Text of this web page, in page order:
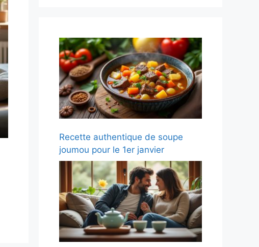
Recette authentique de soupe
joumou pour le 1er janvier